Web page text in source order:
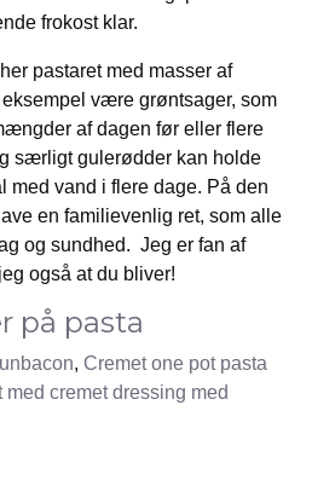
frokost klar.
pastaret med masser af
være grøntsager, som
af dagen før eller flere
særligt gulerødder kan holde
med vand i flere dage. På den
en familievenlig ret, som alle
og sundhed. Jeg er fan af
også at du bliver!
på pasta
,Cremet one pot pasta
med cremet dressing med